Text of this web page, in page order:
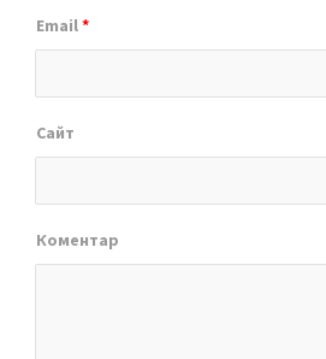
Email*
Сайт
Коментар